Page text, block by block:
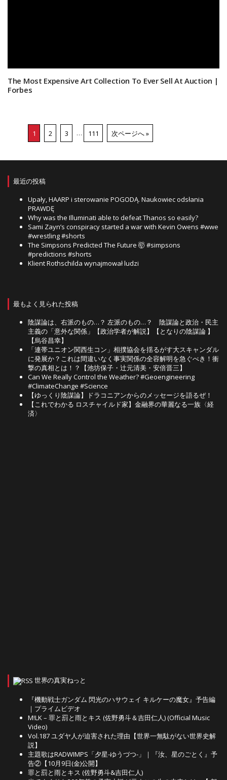
The Most Expensive Art Collection To Ever Sell At Auction |
Forbes
1 2 3 … 111 次ページへ »
最近の投稿
Upały, HAARP i sterowanie POGODĄ. Naukowiec odsłania
PRAWDĘ
Why was the Illuminati able to defeat Thanos so easily?
Sami Zayn’s conspiracy started a war with Kevin Owens #wwe
#wrestling #shorts
The Simpsons Predicted The Future 🤯 #simpsons
#predictions #shorts
Klient Rothschilda wynajmował ludzi
最もよく見られた投稿
陰謀論は、右派のもの…？ 左派のもの…？ 陰謀論と政治・民主
主義の「意外な関係」【政治学者が解説】【となりの陰謀論 】
【烏谷昌幸】
「連帯ユニオン関西生コン」相撲協会を揺るがす大スキャンダル
に発展か？これは間違いなく事実関係の全容解明を急ぐべき！衝
撃の真相とは！？【池坊保子・辻元清美・安倍晋三】
Can We Really Control the Weather? #Geoengineering
#ClimateChange #Science
【ゆっくり陰謀論】ドラコニアンからのメッセージを語るぜ！
【これでわかる ロスチャイルド家】金融界の華麗なる一族〈経
済〉
世界の真実ねっと
『機動戦士ガンダム 閃光のハサウェイ キルケーの魔女』予告編
｜プライムビデオ
M!LK – 罪と罰と雨とキス (佐野勇斗＆吉田仁人) (Official Music
Video)
Vol.187 ユダヤ人が迫害された理由【世界一無駄がない世界史解
説】
主題歌はRADWIMPS「夕星-ゆうづつ-」｜『汝、星のごとく』予
告②【10月9日(金)公開】
罪と罰と雨とキス (佐野勇斗&吉田仁人)